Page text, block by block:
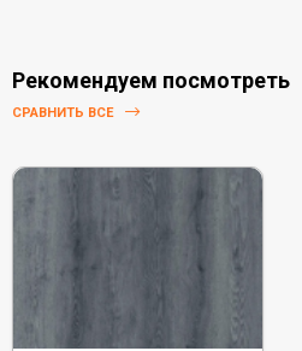
Рекомендуем посмотреть
СРАВНИТЬ ВСЕ